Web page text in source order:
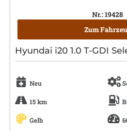
Nr.: 19428
Zum
Neu
15 km
Gelb